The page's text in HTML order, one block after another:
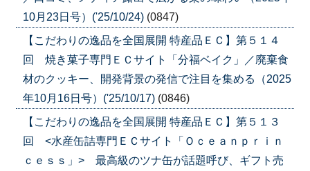
10月23日号）('25/10/24) (0847)
【こだわりの逸品を全国展開 特産品ＥＣ】第５１４
回 焼き菓子専門ＥＣサイト「分福ベイク」／廃棄食
材のクッキー、開発背景の発信で注目を集める（2025
年10月16日号）('25/10/17) (0846)
【こだわりの逸品を全国展開 特産品ＥＣ】第５１３
回 <水産缶詰専門ＥＣサイト「Ｏｃｅａｎｐｒｉｎ
ｃｅｓｓ」> 最高級のツナ缶が話題呼び、ギフト売